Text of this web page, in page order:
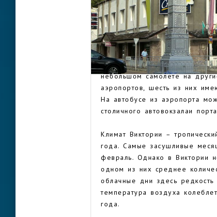
ВИКТОРИЯ
был назван в честь
город Виктория.
Неподалеку от Виктории
крупнейший на островах. Он
самолеты, в том числе есть
небольшом самолете на
аэропортов, шесть из них
На автобусе из аэропорта
столичного автовокзалаи
Климат Виктории –
года. Самые засушливые
февраль. Однако в Виктории
одном из них среднее
облачные дни здесь
температура воздуха
года.